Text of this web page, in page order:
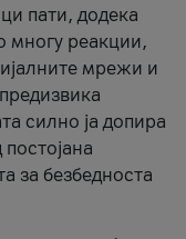
пати, додека
многу реакции,
мрежи и
силно ја допира
постојана
за безбедноста